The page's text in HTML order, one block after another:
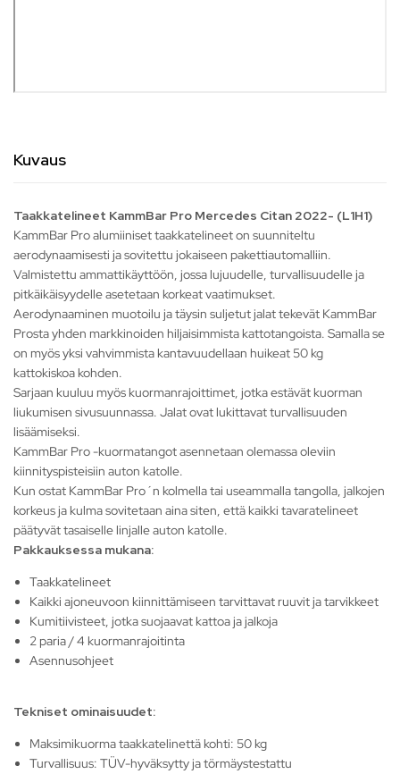
Kuvaus
Taakkatelineet KammBar Pro Mercedes Citan 2022- (L1H1)
KammBar Pro alumiiniset taakkatelineet on suunniteltu
aerodynaamisesti ja sovitettu jokaiseen pakettiautomalliin.
Valmistettu ammattikäyttöön, jossa lujuudelle, turvallisuudelle ja
pitkäikäisyydelle asetetaan korkeat vaatimukset.
Aerodynaaminen muotoilu ja täysin suljetut jalat tekevät KammBar
Prosta yhden markkinoiden hiljaisimmista kattotangoista. Samalla se
on myös yksi vahvimmista kantavuudellaan huikeat 50 kg
kattokiskoa kohden.
Sarjaan kuuluu myös kuormanrajoittimet, jotka estävät kuorman
liukumisen sivusuunnassa. Jalat ovat lukittavat turvallisuuden
lisäämiseksi.
KammBar Pro -kuormatangot asennetaan olemassa oleviin
kiinnityspisteisiin auton katolle.
Kun ostat KammBar Pro´n kolmella tai useammalla tangolla, jalkojen
korkeus ja kulma sovitetaan aina siten, että kaikki tavaratelineet
päätyvät tasaiselle linjalle auton katolle.
Pakkauksessa mukana:
Taakkatelineet
Kaikki ajoneuvoon kiinnittämiseen tarvittavat ruuvit ja tarvikkeet
Kumitiivisteet, jotka suojaavat kattoa ja jalkoja
2 paria / 4 kuormanrajoitinta
Asennusohjeet
Tekniset ominaisuudet:
Maksimikuorma taakkatelinettä kohti: 50 kg
Turvallisuus: TÜV-hyväksytty ja törmäystestattu